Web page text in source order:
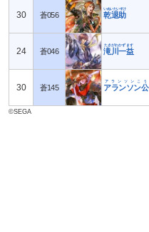
30 蒼056 乾退助
いぬいたいすけ
24 蒼046 滝川一益
たきがわかずます
30 蒼145 アランソン公
アランソンこう
©SEGA